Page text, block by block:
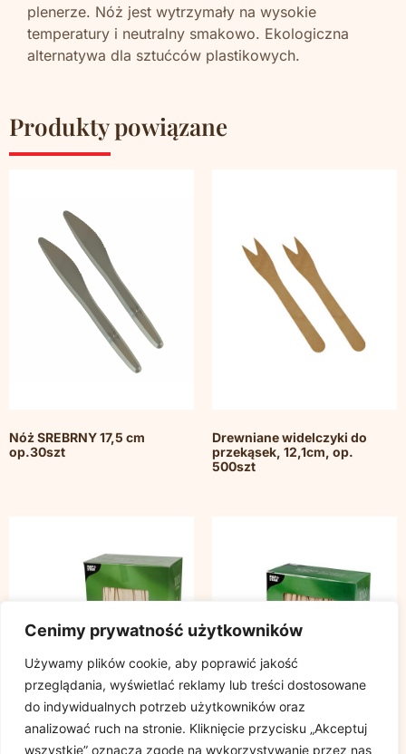
Cenimy prywatność użytkowników
Używamy plików cookie, aby poprawić jakość
przeglądania, wyświetlać reklamy lub treści dostosowane
do indywidualnych potrzeb użytkowników oraz
analizować ruch na stronie. Kliknięcie przycisku „Akceptuj
wszystkie” oznacza zgodę na wykorzystywanie przez nas
plenerze. Nóż jest wytrzymały na wysokie
temperatury i neutralny smakowo. Ekologiczna
alternatywa dla sztućców plastikowych.
Produkty powiązane
Nóż SREBRNY 17,5 cm
op.30szt
Drewniane widelczyki do
przekąsek, 12,1cm, op.
500szt